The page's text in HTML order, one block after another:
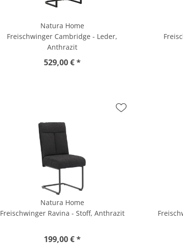
Natura Home
Freischwinger Cambridge - Leder,
Anthrazit
529,00 € *
Natura Home
Freischwinger Ravina - Stoff, Anthrazit
199,00 € *